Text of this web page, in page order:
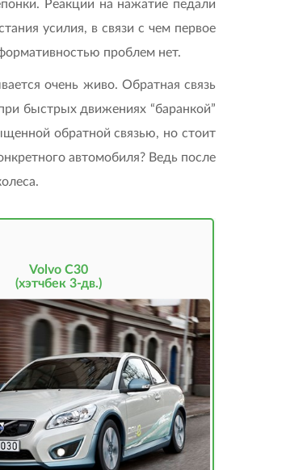
Реакции на нажатие педали
усилия, в связи с чем первое
проблем нет.
очень живо. Обратная связь
быстрых движениях “баранкой”
обратной связью, но стоит
автомобиля? Ведь после
Volvo C30
(хэтчбек 3-дв.)